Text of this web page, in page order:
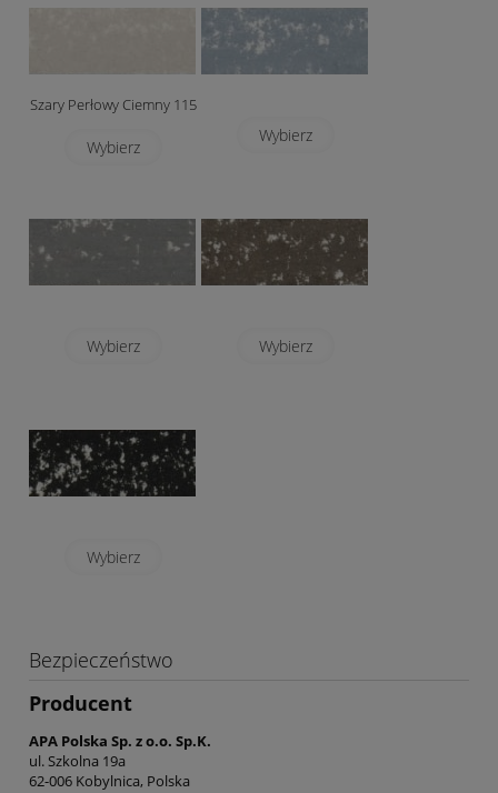
Szary Perłowy Ciemny 115
Wybierz
Wybierz
Wybierz Wybierz
Wybierz
Bezpieczeństwo
Producent
APA Polska Sp. z o.o. Sp.K.
ul. Szkolna 19a
62-006 Kobylnica, Polska